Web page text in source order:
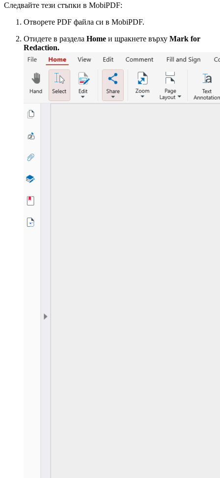
Следвайте тези стъпки в MobiPDF:
Отворете PDF файла си в MobiPDF.
Отидете в раздела Home и щракнете върху Mark for
Redaction.